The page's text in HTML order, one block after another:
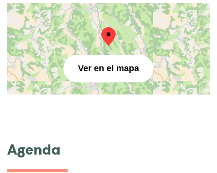
Ver en el mapa
Agenda